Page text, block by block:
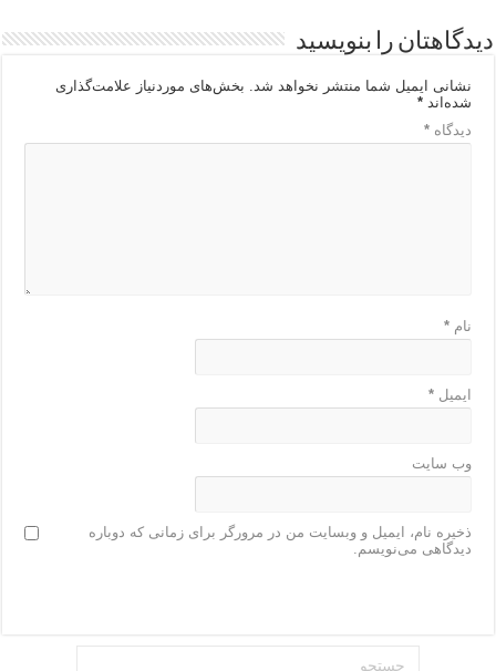
دیدگاهتان را بنویسید
نشانی ایمیل شما منتشر نخواهد شد. بخش‌های موردنیاز علامت‌گذاری
شده‌اند*
دیدگاه*
نام*
ایمیل*
وب‌ سایت
ذخیره نام، ایمیل و وبسایت من در مرورگر برای زمانی که دوباره
دیدگاهی می‌نویسم.